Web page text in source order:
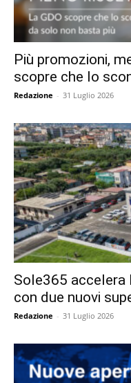
Più promozioni,
scopre che lo
Redazione - 31 Luglio 2026
Sole365 accelera
con due nuovi
Redazione - 31 Luglio 2026